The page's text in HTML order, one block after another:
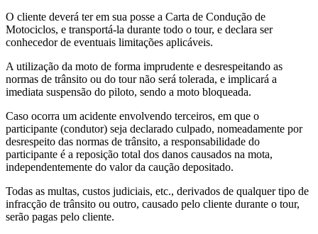
O cliente deverá ter em sua posse a Carta de Condução de
Motociclos, e transportá-la durante todo o tour, e declara ser
conhecedor de eventuais limitações aplicáveis.
A utilização da moto de forma imprudente e desrespeitando as
normas de trânsito ou do tour não será tolerada, e implicará a
imediata suspensão do piloto, sendo a moto bloqueada.
Caso ocorra um acidente envolvendo terceiros, em que o
participante (condutor) seja declarado culpado, nomeadamente por
desrespeito das normas de trânsito, a responsabilidade do
participante é a reposição total dos danos causados na mota,
independentemente do valor da caução depositado.
Todas as multas, custos judiciais, etc., derivados de qualquer tipo de
infracção de trânsito ou outro, causado pelo cliente durante o tour,
serão pagas pelo cliente.